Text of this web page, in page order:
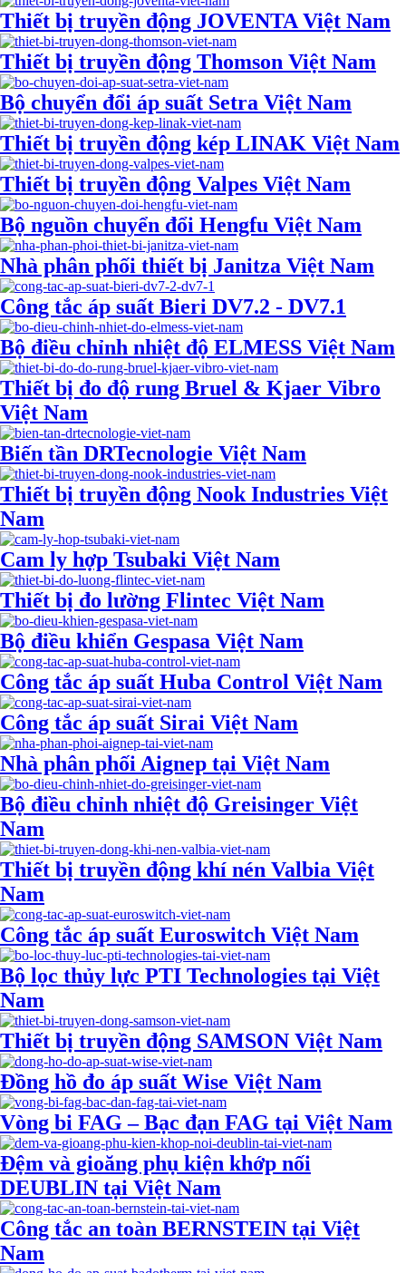
Thiết bị truyền động JOVENTA Việt Nam
Thiết bị truyền động Thomson Việt Nam
Bộ chuyển đổi áp suất Setra Việt Nam
Thiết bị truyền động kép LINAK Việt Nam
Thiết bị truyền động Valpes Việt Nam
Bộ nguồn chuyển đổi Hengfu Việt Nam
Nhà phân phối thiết bị Janitza Việt Nam
Công tắc áp suất Bieri DV7.2 - DV7.1
Bộ điều chỉnh nhiệt độ ELMESS Việt Nam
Thiết bị đo độ rung Bruel & Kjaer Vibro
Việt Nam
Biến tần DRTecnologie Việt Nam
Thiết bị truyền động Nook Industries Việt
Nam
Cam ly hợp Tsubaki Việt Nam
Thiết bị đo lường Flintec Việt Nam
Bộ điều khiển Gespasa Việt Nam
Công tắc áp suất Huba Control Việt Nam
Công tắc áp suất Sirai Việt Nam
Nhà phân phối Aignep tại Việt Nam
Bộ điều chỉnh nhiệt độ Greisinger Việt
Nam
Thiết bị truyền động khí nén Valbia Việt
Nam
Công tắc áp suất Euroswitch Việt Nam
Bộ lọc thủy lực PTI Technologies tại Việt
Nam
Thiết bị truyền động SAMSON Việt Nam
Đồng hồ đo áp suất Wise Việt Nam
Vòng bi FAG – Bạc đạn FAG tại Việt Nam
Đệm và gioăng phụ kiện khớp nối
DEUBLIN tại Việt Nam
Công tắc an toàn BERNSTEIN tại Việt
Nam